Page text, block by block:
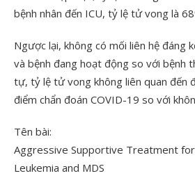
bệnh nhân đến ICU, tỷ lệ tử vong là
Ngược lại, không có mối liên hệ đáng
và bệnh đang hoạt động so với bệnh
tự, tỷ lệ tử vong không liên quan đến
điểm chẩn đoán COVID-19 so với
Tên bài:
Aggressive Supportive Treatment
Leukemia and MDS